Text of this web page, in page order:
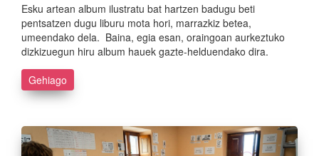
Esku artean album ilustratu bat hartzen badugu beti
pentsatzen dugu liburu mota hori, marrazkiz betea,
umeendako dela. Baina, egia esan, oraingoan aurkeztuko
dizkizuegun hiru album hauek gazte-helduendako dira.
Gehiago